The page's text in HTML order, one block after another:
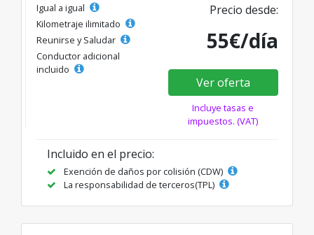
Igual a igual
Kilometraje ilimitado
Reunirse y Saludar
Conductor adicional
incluido
Precio desde:
55€/día
Ver oferta
Incluye tasas e
impuestos. (VAT)
Incluido en el precio:
Exención de daños por colisión (CDW)
La responsabilidad de terceros(TPL)